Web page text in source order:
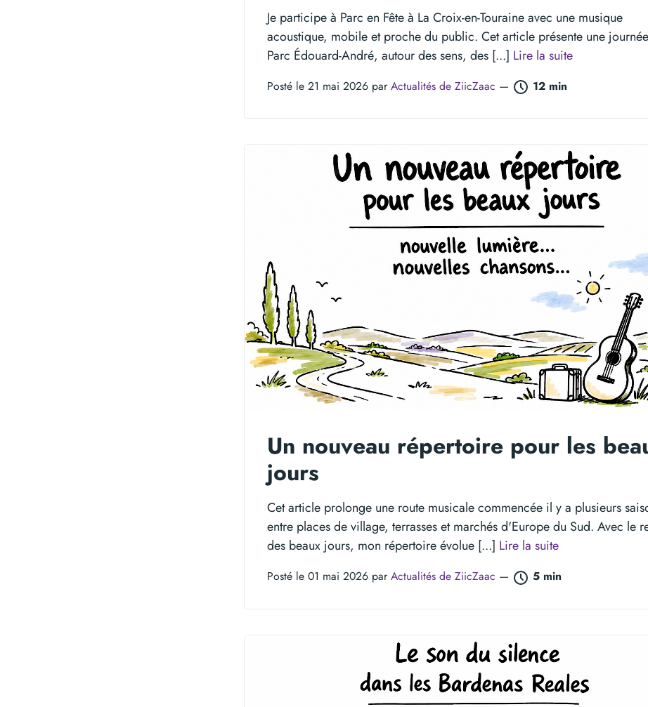
Je participe à Parc en Fête à La Croix-en-Touraine avec une musique
acoustique, mobile et proche du public. Cet article présente une
Parc Édouard-André, autour des sens, des [...] Lire la suite
Posté le 21 mai 2026 parActualités de ZiicZaac — 12 min
Un nouveau répertoire pour les
jours
Cet article prolonge une route musicale commencée il y a plusieurs
entre places de village, terrasses et marchés d'Europe du Sud. Avec le
des beaux jours, mon répertoire évolue [...] Lire la suite
Posté le 01 mai 2026 parActualités de ZiicZaac — 5 min